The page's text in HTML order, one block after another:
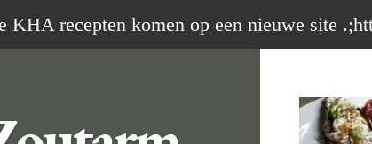
KHA recepten komen op een nieuwe site